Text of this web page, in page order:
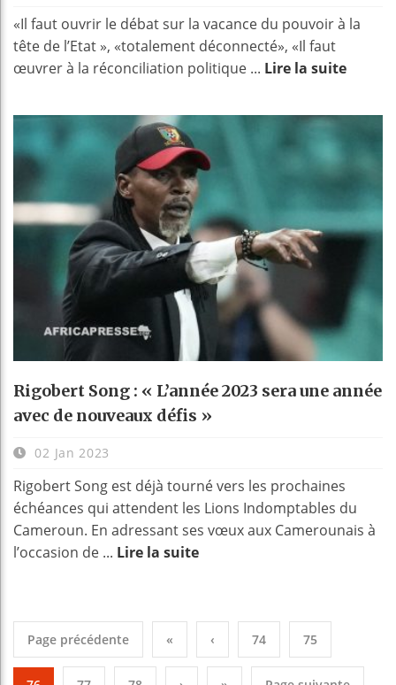
«Il faut ouvrir le débat sur la vacance du pouvoir à la
tête de l’Etat », «totalement déconnecté», «Il faut
œuvrer à la réconciliation politique ... Lire la suite
Rigobert Song : « L’année 2023 sera une année
avec de nouveaux défis »
02 Jan 2023
Rigobert Song est déjà tourné vers les prochaines
échéances qui attendent les Lions Indomptables du
Cameroun. En adressant ses vœux aux Camerounais à
l’occasion de ... Lire la suite
Page précédente « ‹ 74 75